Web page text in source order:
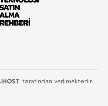
tarafından verilmektedir.